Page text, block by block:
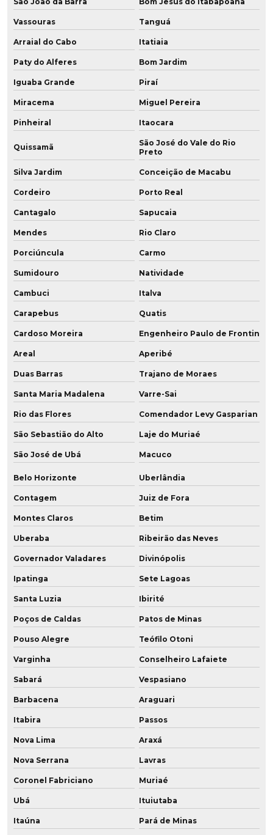
Fabricação de peças em pu
Fabricação de placa de poliuretano
Fabricação de poliuretano
Fabricação de poliuretano aditivado
Fabricação de poliuretano com grafeno
Fabricação de roda de grafeno para empilhadeira
Fabricante de chapa de poliuretano
Fabricante de chapa de pu
Fabricante de perfil para mineração
Fabricante de placa de poliuretano
Fabricante de polia em baixa dureza
Fabricante de polia em poliuretano
Fabricante de poliuretano
Fabricante de poliuretano aditivado
Fabricante de poliuretano com grafeno
Fabricante de pu
Fabricante de roda de grafeno para empilhadeira
Fabricante de roda em poliuretano para frigorífico
Fabricante de roda vulkollan
Fabricante de roda vulkollan para câmara fria
Fabricante de rodízios de poliuretano
Fabricantes de peças em poliuretano
Fabricantes de rodas em poliuretano
Fornecedor de peças de poliuretano
Fornecedor de poliuretano
Fornecedor de poliuretano em sp
Fornecedor de pu
Fornecedor de roldana em pu baixa dureza
Vassouras Tanguá
Arraial do Cabo Itatiaia
Paty do Alferes Bom Jardim
Iguaba Grande Piraí
Miracema Miguel Pereira
Pinheiral Itaocara
Quissamã
São José do Vale do Rio
Preto
Silva Jardim Conceição de Macabu
Cordeiro Porto Real
Cantagalo Sapucaia
Mendes Rio Claro
Porciúncula Carmo
Sumidouro Natividade
Cambuci Italva
Carapebus Quatis
Cardoso Moreira Engenheiro Paulo de Frontin
Areal Aperibé
Duas Barras Trajano de Moraes
Santa Maria Madalena Varre-Sai
Rio das Flores Comendador Levy Gasparian
São Sebastião do Alto Laje do Muriaé
São José de Ubá Macuco
Belo Horizonte Uberlândia
Contagem Juiz de Fora
Montes Claros Betim
Uberaba Ribeirão das Neves
Governador Valadares Divinópolis
Ipatinga Sete Lagoas
Santa Luzia Ibirité
Poços de Caldas Patos de Minas
Pouso Alegre Teófilo Otoni
Varginha Conselheiro Lafaiete
Sabará Vespasiano
Barbacena Araguari
Itabira Passos
Nova Lima Araxá
Nova Serrana Lavras
Coronel Fabriciano Muriaé
Ubá Ituiutaba
Itaúna Pará de Minas